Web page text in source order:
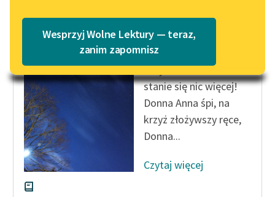
Lektury szkolne i klasyka
literatury do słuchania dla
uczennic i uczniów z
niepełnosprawnościami
E-kolekcja lektur
szkolnych i literatury do
słuchania dla uczennic i
uczniów z
Katalog w formacie PDF
Wesprzyj Wolne Lektury — teraz,
zanim zapomnisz
Kroki Komandora
Przyszedł kres! Nie
stanie się nic więcej!
Donna Anna śpi, na
krzyż złożywszy ręce,
Donna...
Czytaj więcej